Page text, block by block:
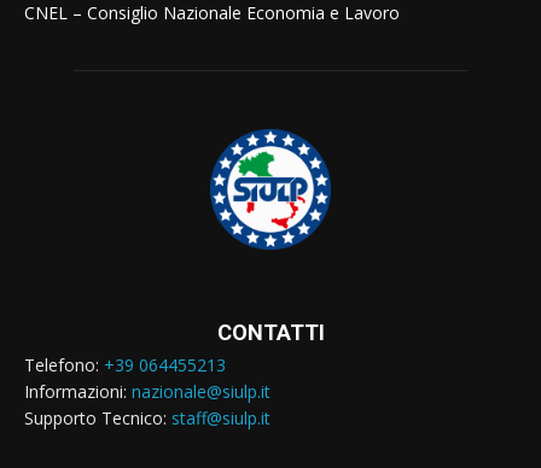
CNEL – Consiglio Nazionale Economia e Lavoro
CONTATTI
Telefono: +39 064455213
Informazioni: nazionale@siulp.it
Supporto Tecnico: staff@siulp.it